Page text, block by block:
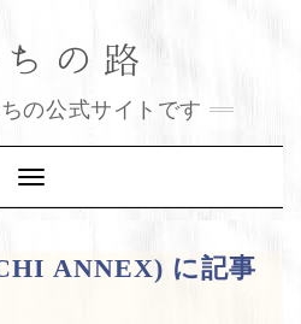
の路
の公式サイトです
Toggle
Navigation
ANNEX) に記事